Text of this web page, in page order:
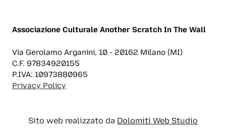
Associazione Culturale Another Scratch In The Wall
Via Gerolamo Arganini, 10 - 20162 Milano (MI)
C.F. 97834920155
P.IVA: 10973880965
Privacy Policy
Sito web realizzato da Dolomiti Web Studio